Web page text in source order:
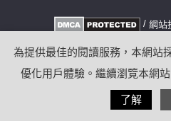
/ 網站
為提供最佳的閱讀服務，本網站
優化用戶體驗。繼續瀏覽本網
了解